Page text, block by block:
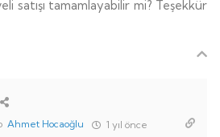
satışı tamamlayabilir mi? Teşekkür
Ahmet Hocaoğlu 1 yıl önce